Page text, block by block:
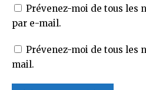
Prévenez-moi de tous les
par e-mail.
Prévenez-moi de tous les
mail.